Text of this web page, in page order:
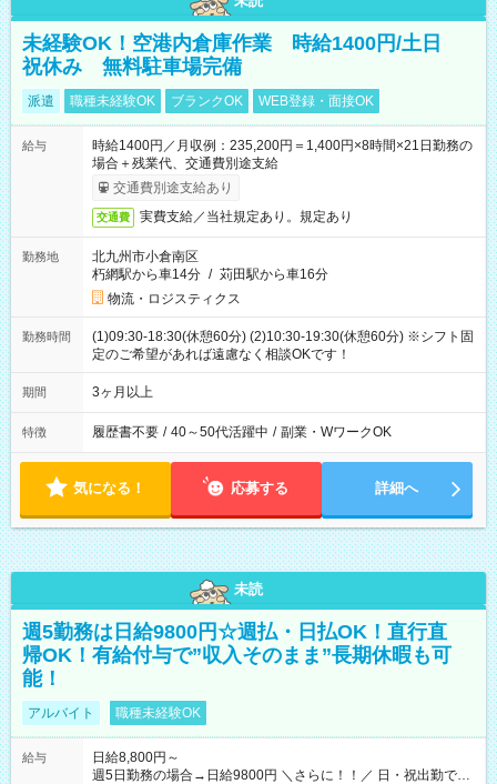
未経験OK！空港内倉庫作業 時給1400円/土日
祝休み 無料駐車場完備
派遣 職種未経験OK ブランクOK WEB登録・面接OK
給与
時給1400円／月収例：235,200円＝1,400円×8時間×21日勤務の
場合＋残業代、交通費別途支給
交通費別途支給あり
交通費 実費支給／当社規定あり。規定あり
勤務地
北九州市小倉南区
朽網駅から車14分 / 苅田駅から車16分
物流・ロジスティクス
勤務時間
(1)09:30-18:30(休憩60分) (2)10:30-19:30(休憩60分) ※シフト固
定のご希望があれば遠慮なく相談OKです！
期間 3ヶ月以上
特徴 履歴書不要 / 40～50代活躍中 / 副業・WワークOK
気になる！ 応募する 詳細へ
未読
週5勤務は日給9800円☆週払・日払OK！直行直
帰OK！有給付与で”収入そのまま”長期休暇も可
能！
アルバイト 職種未経験OK
給与
日給8,800円～
週5日勤務の場合→日給9800円 ＼さらに！！／ 日・祝出勤で＋